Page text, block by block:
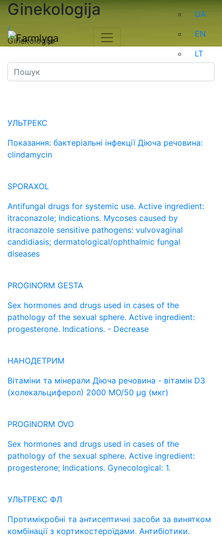
UA
EN
LT
Ginekologija
/
Ginekologija
УЛЬТРЕКС
Показання: бактеріальні інфекції Діюча речовина:
clindamycin
SPORAXOL
Antifungal drugs for systemic use. Active ingredient:
itraconazole; Indications. Mycoses caused by
itraconazole sensitive pathogens: vulvovaginal
candidiasis; dermatological/ophthalmic fungal
diseases
PROGINORM GESTA
Sex hormones and drugs used in cases of the
pathology of the sexual sphere. Active ingredient:
progesterone. Indications. - Decrease
НАНОДЕТРИМ
Вітаміни та мінерали Діюча речовина - вітамін D3
(холекальциферол) 2000 МО/50 μg (мкг)
PROGINORM OVO
Sex hormones and drugs used in cases of the
pathology of the sexual sphere. Active ingredient:
progesterone; Indications. Gynecological: 1.
УЛЬТРЕКС ФЛ
Протимікробні та антисептичні засоби за винятком
комбінації з кортикостероїдами. Антибіотики.